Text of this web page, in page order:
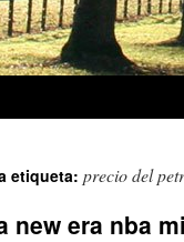
etiqueta: precio del
new era nba